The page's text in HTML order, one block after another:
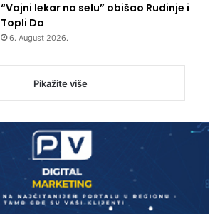
“Vojni lekar na selu” obišao Rudinje i
Topli Do
6. August 2026.
Pikažite više